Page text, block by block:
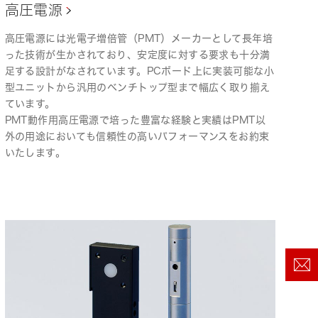
高圧電源
高圧電源には光電子増倍管（PMT）メーカーとして長年培
った技術が生かされており、安定度に対する要求も十分満
足する設計がなされています。PCボード上に実装可能な小
型ユニットから汎用のベンチトップ型まで幅広く取り揃え
ています。
PMT動作用高圧電源で培った豊富な経験と実績はPMT以
外の用途においても信頼性の高いパフォーマンスをお約束
いたします。